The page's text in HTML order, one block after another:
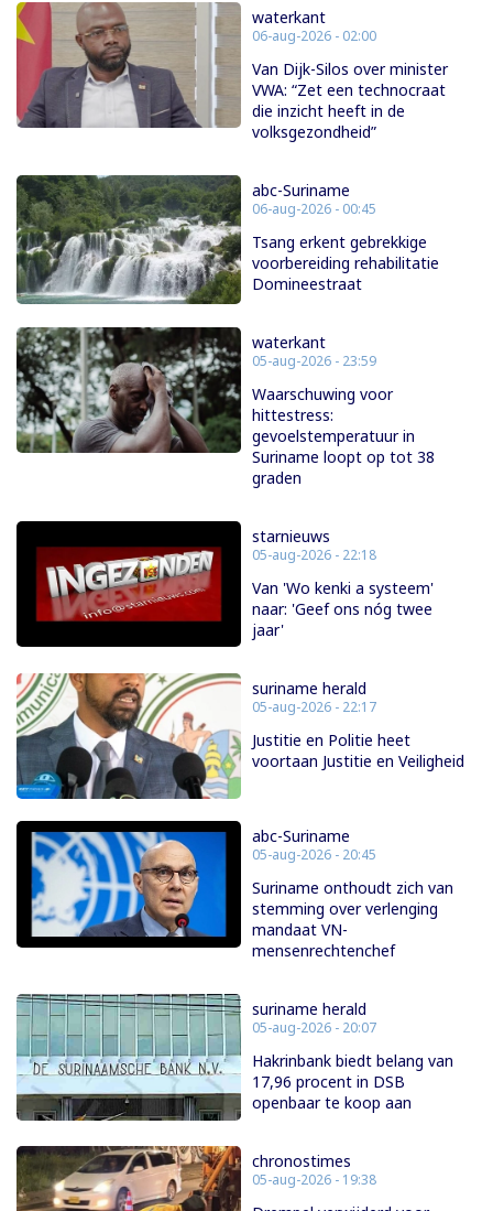
waterkant
06-aug-2026 - 02:00
Van Dijk-Silos over minister
VWA: “Zet een technocraat
die inzicht heeft in de
volksgezondheid”
abc-Suriname
06-aug-2026 - 00:45
Tsang erkent gebrekkige
voorbereiding rehabilitatie
Domineestraat
waterkant
05-aug-2026 - 23:59
Waarschuwing voor
hittestress:
gevoelstemperatuur in
Suriname loopt op tot 38
graden
starnieuws
05-aug-2026 - 22:18
Van 'Wo kenki a systeem'
naar: 'Geef ons nóg twee
jaar'
suriname herald
05-aug-2026 - 22:17
Justitie en Politie heet
voortaan Justitie en Veiligheid
abc-Suriname
05-aug-2026 - 20:45
Suriname onthoudt zich van
stemming over verlenging
mandaat VN-
mensenrechtenchef
suriname herald
05-aug-2026 - 20:07
Hakrinbank biedt belang van
17,96 procent in DSB
openbaar te koop aan
chronostimes
05-aug-2026 - 19:38